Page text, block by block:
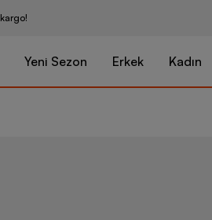
kargo!
Yeni Sezon Erkek Kadın